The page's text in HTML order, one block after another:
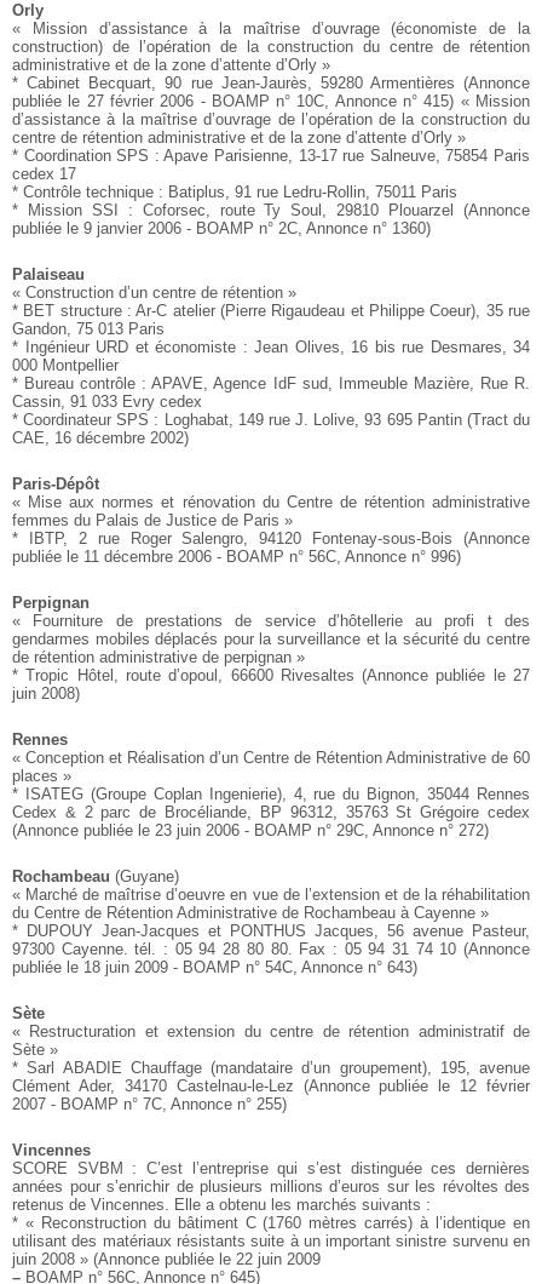
Orly
« Mission d’assistance à la maîtrise d’ouvrage (économiste de la
construction) de l’opération de la construction du centre de rétention
administrative et de la zone d’attente d’Orly »
* Cabinet Becquart, 90 rue Jean-Jaurès, 59280 Armentières (Annonce
publiée le 27 février 2006 - BOAMP n° 10C, Annoncen° 415) « Mission
d’assistance à la maîtrise d’ouvrage de l’opération de la construction du
centre de rétention administrative et de lazone d’attente d’Orly »
* Coordination SPS : Apave Parisienne, 13-17 rue Salneuve, 75854 Paris
cedex 17
* Contrôle technique : Batiplus, 91 rue Ledru-Rollin, 75011 Paris
* Mission SSI : Coforsec, route Ty Soul, 29810 Plouarzel
(Annonce
publiée le 9 janvier 2006 - BOAMP n° 2C, Annonce n° 1360)
Palaiseau
« Construction d’un centre de rétention »
* BET structure : Ar-C atelier (Pierre Rigaudeau et Philippe Coeur), 35 rue
Gandon, 75 013 Paris
* Ingénieur URD et économiste : Jean Olives, 16 bis rue Desmares, 34
000 Montpellier
* Bureau contrôle : APAVE, Agence IdF sud, ImmeubleMazière, Rue R.
Cassin, 91 033 Evry cedex
* Coordinateur SPS : Loghabat, 149 rue J. Lolive, 93 695Pantin(Tract du
CAE, 16 décembre 2002)
Paris-Dépôt
« Mise aux normes et rénovation du Centre de rétention administrative
femmes du Palais de Justice de Paris »
* IBTP, 2 rue Roger Salengro, 94120 Fontenay-sous-Bois (Annonce
publiée le 11 décembre 2006 - BOAMP n° 56C, Annonce n° 996)
Perpignan
« Fourniture de prestations de service d’hôtellerie au profi t des
gendarmes mobiles déplacés pour la surveillance et la sécuritédu centre
de rétention administrative de perpignan »
* Tropic Hôtel, route d’opoul, 66600 Rivesaltes (Annonce publiée le 27
juin 2008)
Rennes
« Conception et Réalisation d’un Centre de Rétention Administrative de 60
places »
* ISATEG (Groupe Coplan Ingenierie), 4, rue du Bignon, 35044 Rennes
Cedex & 2 parc de Brocéliande, BP 96312, 35763 St Grégoire cedex
(Annonce publiée le 23 juin 2006 - BOAMP n° 29C, Annonce n° 272)
Rochambeau (Guyane)
« Marché de maîtrise d’oeuvre en vue de l’extension et de laréhabilitation
du Centre de Rétention Administrative de Rochambeau à Cayenne »
* DUPOUY Jean-Jacques et PONTHUS Jacques, 56 avenue Pasteur,
97300 Cayenne. tél. : 05 94 28 80 80. Fax : 05 94 31 74 10 (Annonce
publiée le 18 juin 2009 - BOAMP n° 54C, Annonce n° 643)
Sète
« Restructuration et extension du centre de rétention administratifde
Sète »
* Sarl ABADIE Chauffage (mandataire d’un groupement), 195, avenue
Clément Ader, 34170 Castelnau-le-Lez (Annonce publiée le 12 février
2007 - BOAMP n° 7C, Annonce n° 255)
Vincennes
SCORE SVBM : C’est l’entreprise qui s’est distinguée ces dernières
années pour s’enrichir de plusieurs millions d’euros sur les révoltes des
retenus de Vincennes. Elle a obtenu les marchés suivants :
* « Reconstruction du bâtiment C (1760 mètres carrés) à l’identique en
utilisant des matériaux résistants suite à un important sinistre survenu en
juin 2008 » (Annonce publiée le 22 juin 2009
– BOAMP n° 56C, Annonce n° 645)